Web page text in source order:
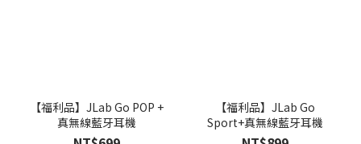
【福利品】JLab Go POP +
真無線藍牙耳機
【福利品】JLab Go
Sport+真無線藍牙耳機